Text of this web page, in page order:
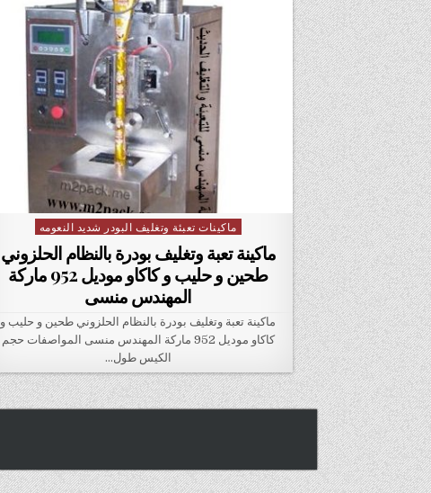
Posted in
ماكينات تعبئة وتغليف البودر شديد النعومه
ماكينة تعبة وتغليف بودرة بالنظام الحلزوني
طحين و حليب و كاكاو موديل 952 ماركة
المهندس منسى
ماكينة تعبة وتغليف بودرة بالنظام الحلزوني طحين و حليب و
كاكاو موديل 952 ماركة المهندس منسى المواصفات حجم
الكيس طول…